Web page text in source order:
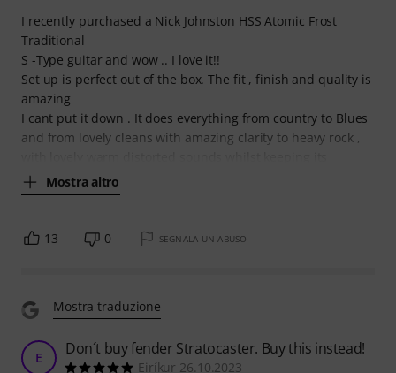
I recently purchased a Nick Johnston HSS Atomic Frost
Traditional
S -Type guitar and wow .. I love it!!
Set up is perfect out of the box. The fit , finish and quality is
amazing
I cant put it down . It does everything from country to Blues
and from lovely cleans with amazing clarity to heavy rock ,
Mostra altro
13 0 SEGNALA UN ABUSO
Mostra traduzione
E Don´t buy fender Stratocaster. Buy this instead!
Eiríkur 26.10.2023